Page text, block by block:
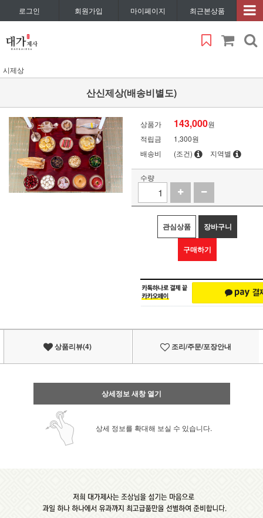
로그인 회원가입 마이페이지 최근본상품
시제상
산신제상(배송비별도)
상품가 143,000원
적립금
1,300원
배송비
(조건) 지역별
수량
관심상품 장바구니
구매하기
상품리뷰(4) 조리/주문/포장안내
상세정보 새창 열기
상세 정보를 확대해 보실 수 있습니다.